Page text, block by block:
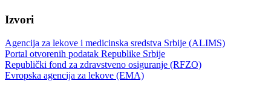
Izvori
Agencija za lekove i medicinska sredstva Srbije (ALIMS)
Portal otvorenih podatak Republike Srbije
Republički fond za zdravstveno osiguranje (RFZO)
Evropska agencija za lekove (EMA)